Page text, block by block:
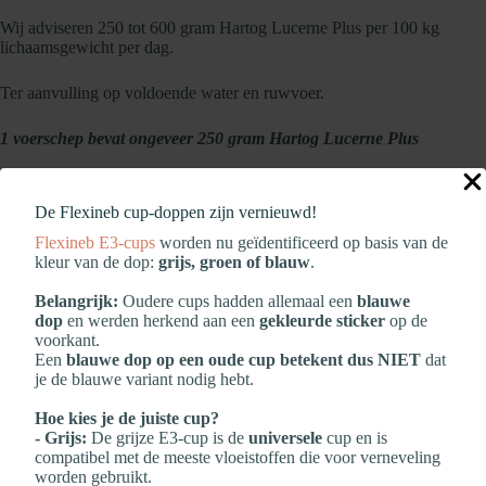
De Flexineb cup‑doppen zijn vernieuwd!
Flexineb E3‑cups worden nu geïdentificeerd op basis van de
kleur van de dop: grijs, groen of blauw.
Belangrijk: Oudere cups hadden allemaal een blauwe
dop en werden herkend aan een gekleurde sticker op de
voorkant.
Een blauwe dop op een oude cup betekent dus NIET dat
je de blauwe variant nodig hebt.
Hoe kies je de juiste cup?
- Grijs: De grijze E3‑cup is de universele cup en is
compatibel met de meeste vloeistoffen die voor verneveling
worden gebruikt.
Wij adviseren 250 tot 600 gram Hartog Lucerne Plus per 100 kg
lichaamsgewicht per dag.
Ter aanvulling op voldoende water en ruwvoer.
1 voerschep bevat ongeveer 250 gram Hartog Lucerne Plus
Gewicht paard
lichaamsgewicht
D/E pony (450 kg) 1,1 – 2,7 kg
C pony (300 kg) 0,8 – 1,8 kg